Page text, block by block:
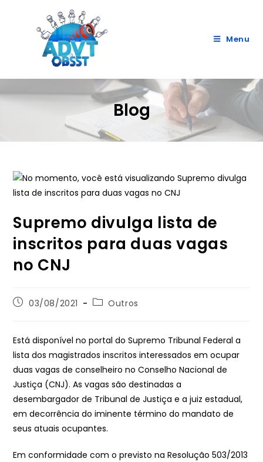
Menu
Blog
Supremo divulga lista de
inscritos para duas vagas
no CNJ
03/08/2021 Outros
Está disponível no portal do Supremo Tribunal Federal a
lista dos magistrados inscritos interessados em ocupar
duas vagas de conselheiro no Conselho Nacional de
Justiça (CNJ). As vagas são destinadas a
desembargador de Tribunal de Justiça e a juiz estadual,
em decorrência do iminente término do mandato de
seus atuais ocupantes.
Em conformidade com o previsto na Resolução 503/2013